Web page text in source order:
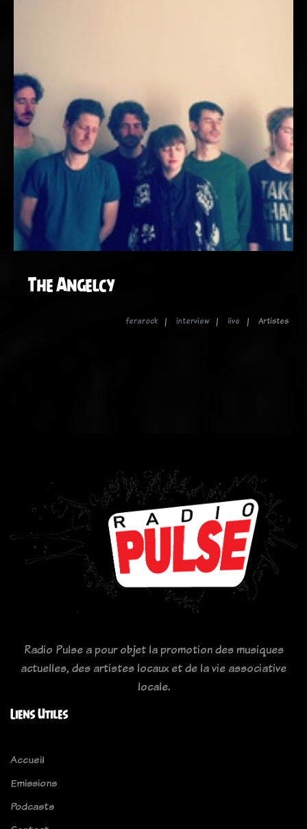
The Angelcy
ferarock interview live Artistes
Radio Pulse a pour objet la promotion des musiques
actuelles, des artistes locaux et de la vie associative
locale.
Liens Utiles
Accueil
Emissions
Podcasts